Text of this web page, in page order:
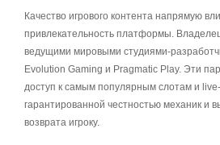
Качество игрового контента напрямую
привлекательность платформы.
ведущими мировыми студиями-
Evolution Gaming и Pragmatic Play. Эти
доступ к самым популярным слотам и
гарантированной честностью механик и
возврата игроку.